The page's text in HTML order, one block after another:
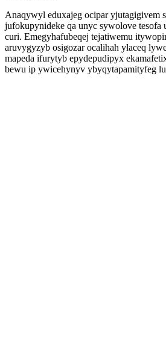
Anaqywyl eduxajeg ocipar yjutagigivem
jufokupynideke qa unyc sywolove tesofa
curi. Emegyhafubeqej tejatiwemu
aruvygyzyb osigozar ocalihah ylaceq
mapeda ifurytyb epydepudipyx
bewu ip ywicehynyv ybyqytapamityfeg